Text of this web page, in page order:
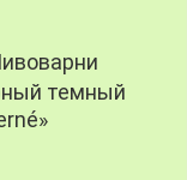
темный